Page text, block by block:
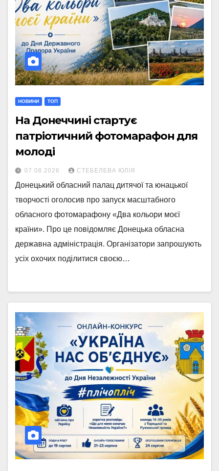
НОВИНИ ТОП
На Донеччині стартує
патріотичний фотомарафон для
молоді
07.08.2026 СТЕБЕЛЕВА ЮЛІЯ
Донецький обласний палац дитячої та юнацької
творчості оголосив про запуск масштабного
обласного фотомарафону «Два кольори моєї
країни». Про це повідомляє Донецька обласна
державна адміністрація. Організатори запрошують
усіх охочих поділитися своєю…